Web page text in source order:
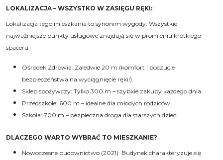
LOKALIZACJA – WSZYSTKO W ZASIĘGU RĘKI:
Lokalizacja tego mieszkania to synonim wygody. Wszystkie
najważniejsze punkty usługowe znajdują się w promieniu krótkiego
spaceru:
Ośrodek Zdrowia: Zaledwie 20 m (komfort i poczucie
bezpieczeństwa na wyciągnięcie ręki!).
Sklep spożywczy: Tylko 300 m – szybkie zakupy każdego dnia.
Przedszkole: 600 m – idealne dla młodych rodziców.
Szkoła: 700 m – bezpieczna droga dla starszych dzieci.
DLACZEGO WARTO WYBRAĆ TO MIESZKANIE?
Nowoczesne budownictwo (2021): Budynek charakteryzuje się